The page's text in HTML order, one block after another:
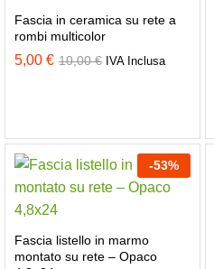
Fascia in ceramica su rete a
rombi multicolor
5,00 € 10,00€ IVA Inclusa
-53%
Fascia listello in marmo
montato su rete – Opaco